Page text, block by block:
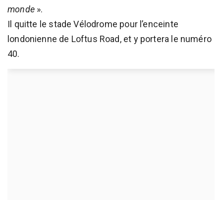
monde».
Il quitte le stade Vélodrome pour l’enceinte
londonienne de Loftus Road, et y portera le numéro
40.